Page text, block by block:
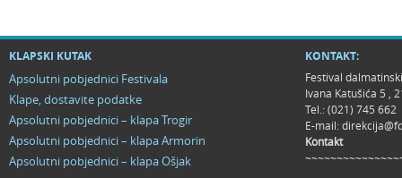
KLAPSKI KUTAK
Apsolutni pobjednici Festivala
Klape, dostavite podatke
Apsolutni pobjednici – klapa Trogir
Apsolutni pobjednici – klapa Armorin
Apsolutni pobjednici – klapa Ošjak
KONTAKT:
Festival
Ivana Katušića 5 ,
Tel.: (021) 745 662
E-mail:
Kontakt